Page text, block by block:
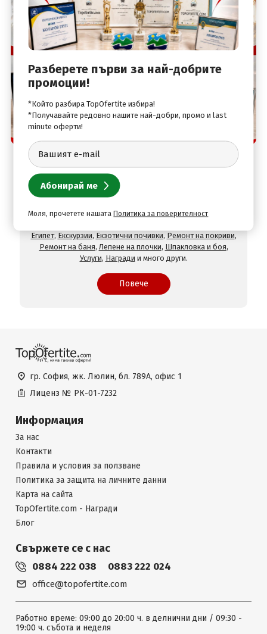
TopOfertite.com - най-предпочитан онлайн сайт
При нас ще намерите оферти за
на планина, СПА хотели
Хисаря,Хотели в Сандански,Хотели в Девин,Почивки в
Египет, Екскурзии, Екзотични почивки, Ремонт на покриви,
Ремонт на баня, Лепене на плочки, Шпакловка и боя,
Услуги, Награди и много други.
Повече
гр. София, жк. Люлин, бл. 789А, офис 1
Лиценз № РК-01-7232
Информация
За нас
Контакти
Правила и условия за ползване
Политика за защита на личните данни
Карта на сайта
TopOfertite.com - Награди
Блог
Свържете се с нас
0884 222 038 0883 222 024
office@topofertite.com
Работно време: 09:00 до 20:00 ч. в делнични дни / 09:30 -
19:00 ч. събота и неделя
Разберете първи за най-добрите
промоции!
*Който разбира TopOfertite избира!
*Получавайте редовно нашите най-добри, промо и last
minute оферти!
Моля, прочетете нашатаПолитика за поверителност